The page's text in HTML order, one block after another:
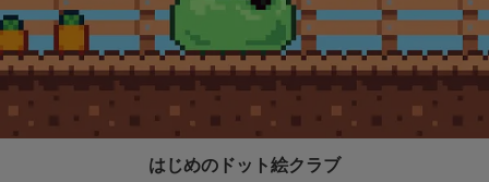
はじめのドット絵クラブ